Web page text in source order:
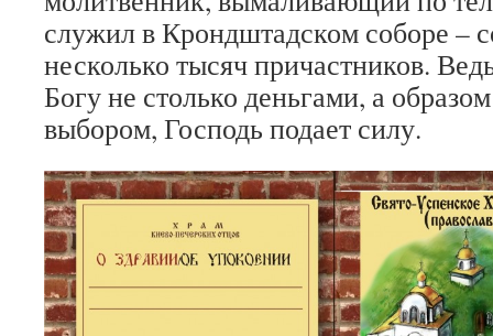
служил в Крондштадском соборе –
несколько тысяч причастников.
Богу не столько деньгами, а
выбором, Господь подает силу.